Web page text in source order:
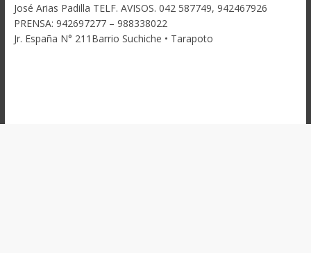
José Arias Padilla TELF. AVISOS. 042 587749, 942467926
PRENSA: 942697277 – 988338022
Jr. España N° 211Barrio Suchiche • Tarapoto